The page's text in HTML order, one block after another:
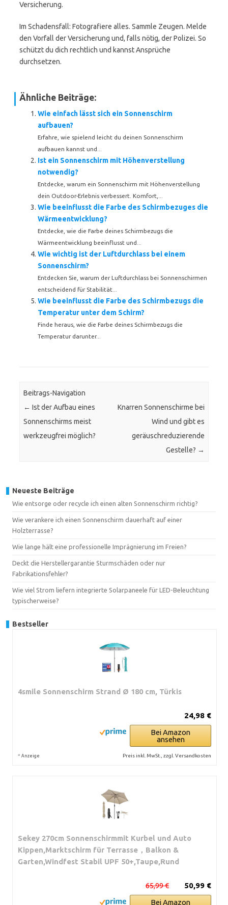
Versicherung.
Im Schadensfall: Fotografiere alles. Sammle Zeugen. Melde
den Vorfall der Versicherung und, falls nötig, der Polizei. So
schützt du dich rechtlich und kannst Ansprüche
durchsetzen.
Ähnliche Beiträge:
Wie einfach lässt sich ein Sonnenschirm
aufbauen?
Erfahre, wie spielend leicht du deinen Sonnenschirm
aufbauen kannst und...
Ist ein Sonnenschirm mit Höhenverstellung
notwendig?
Entdecke, warum ein Sonnenschirm mit Höhenverstellung
dein Outdoor-Erlebnis verbessert. Komfort,...
Wie beeinflusst die Farbe des Schirmbezuges die
Wärmeentwicklung?
Entdecke, wie die Farbe deines Schirmbezugs die
Wärmeentwicklung beeinflusst und...
Wie wichtig ist der Luftdurchlass bei einem
Sonnenschirm?
Entdecken Sie, warum der Luftdurchlass bei Sonnenschirmen
entscheidend für Stabilität...
Wie beeinflusst die Farbe des Schirmbezugs die
Temperatur unter dem Schirm?
Finde heraus, wie die Farbe deines Schirmbezugs die
Temperatur darunter...
Beitrags-Navigation
← Ist der Aufbau eines
Sonnenschirms meist
werkzeugfrei möglich?
Knarren Sonnenschirme bei
Wind und gibt es
geräuschreduzierende
Gestelle? →
Neueste Beiträge
Wie entsorge oder recycle ich einen alten Sonnenschirm richtig?
Wie verankere ich einen Sonnenschirm dauerhaft auf einer
Holzterrasse?
Wie lange hält eine professionelle Imprägnierung im Freien?
Deckt die Herstellergarantie Sturmschäden oder nur
Fabrikationsfehler?
Wie viel Strom liefern integrierte Solarpaneele für LED-Beleuchtung
typischerweise?
Bestseller
4smile Sonnenschirm Strand Ø 180 cm, Türkis
24,98 €
Bei Amazon
ansehen
* Anzeige Preis inkl. MwSt., zzgl. Versandkosten
Sekey 270cm Sonnenschirmmit Kurbel und Auto
Kippen,Marktschirm für Terrasse，Balkon &
Garten,Windfest Stabil UPF 50+,Taupe,Rund
50,99 €
65,99 €
Bei Amazon